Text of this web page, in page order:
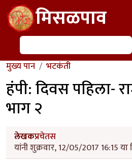
Skip to main contentमिसळपाव
शोध
मुख्य पान भटकंती
हंपी: दिवस पहिला-
भाग २
लेखकप्रचेतस
यांनी शुक्रवार, 12/05/2017 16:15